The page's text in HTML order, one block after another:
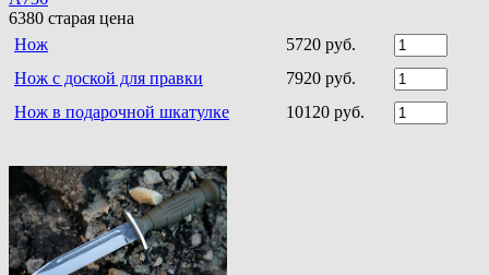
6380 старая цена
Нож
5720 руб.
Нож с доской для правки
7920 руб.
Нож в подарочной шкатулке
10120 руб.